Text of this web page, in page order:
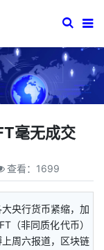
毫无成交
查看： 1699
央行货币紧缩，加
（非同质化代币）
周六报道，区块链